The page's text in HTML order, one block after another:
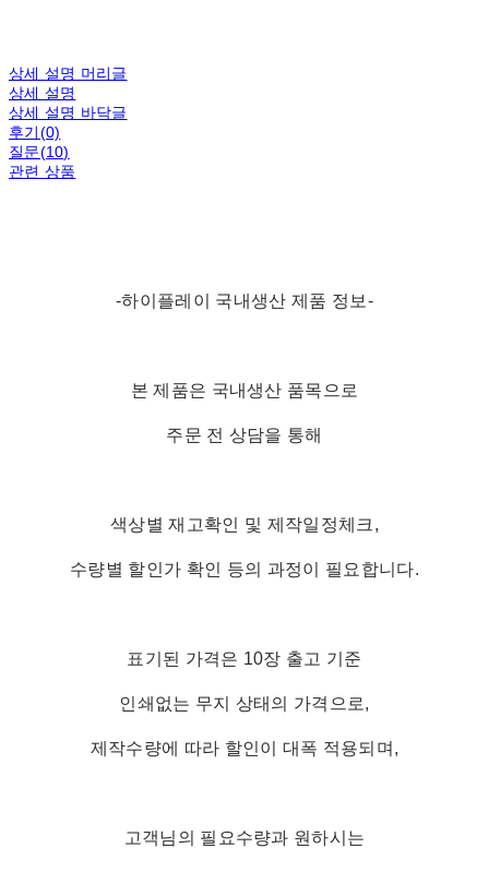
상세 설명 머리글
상세 설명
상세 설명 바닥글
후기(0)
질문(10)
관련 상품
-하이플레이 국내생산 제품 정보-
본 제품은 국내생산 품목으로
주문 전 상담을 통해
색상별 재고확인 및 제작일정체크,
수량별 할인가 확인 등의 과정이 필요합니다.
표기된 가격은 10장 출고 기준
인쇄없는 무지 상태의 가격으로,
제작수량에 따라 할인이 대폭 적용되며,
고객님의 필요수량과 원하시는